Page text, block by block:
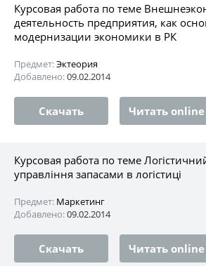
Курсовая работа по теме
деятельность предприятия, как
модернизации экономики в РК
Предмет:Эктеория
Добавлено:09.02.2014
Скачать Читать online
Курсовая работа по теме
управління запасами в логістиці
Предмет: Маркетинг
Добавлено:09.02.2014
Скачать Читать online